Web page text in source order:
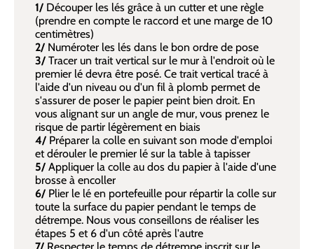
1/ Découper les lés grâce à un cutter et une règle
(prendre en compte le raccord et une marge de 10
centimètres)
2/ Numéroter les lés dans le bon ordre de pose
3/ Tracer un trait vertical sur le mur à l'endroit où le
premier lé devra être posé. Ce trait vertical tracé à
l'aide d'un niveau ou d'un fil à plomb permet de
s'assurer de poser le papier peint bien droit. En
vous alignant sur un angle de mur, vous prenez le
risque de partir légèrement en biais
4/ Préparer la colle en suivant son mode d'emploi
et dérouler le premier lé sur la table à tapisser
5/ Appliquer la colle au dos du papier à l'aide d'une
brosse à encoller
6/ Plier le lé en portefeuille pour répartir la colle sur
toute la surface du papier pendant le temps de
détrempe. Nous vous conseillons de réaliser les
étapes 5 et 6 d'un côté après l'autre